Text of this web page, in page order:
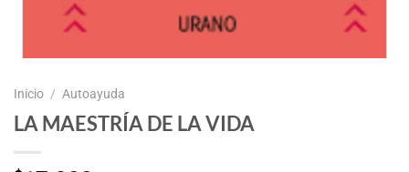
Inicio / Autoayuda
LA MAESTRÍA DE LA VIDA